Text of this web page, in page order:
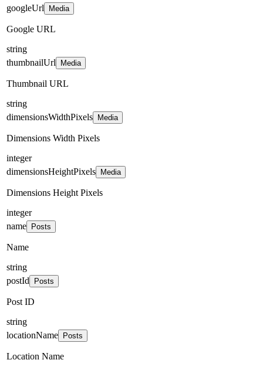
googleUrl
Media
Google URL
string
thumbnailUrl
Media
Thumbnail URL
string
dimensionsWidthPixels
Media
Dimensions Width Pixels
integer
dimensionsHeightPixels
Media
Dimensions Height Pixels
integer
name
Posts
Name
string
postId
Posts
Post ID
string
locationName
Posts
Location Name